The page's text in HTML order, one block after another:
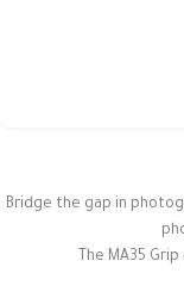
Bridge the gap in
The MA35